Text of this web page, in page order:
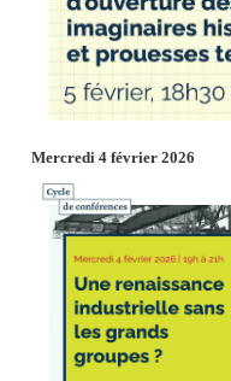
Mercredi 4 février 2026